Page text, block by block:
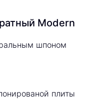
Modern
шпоном
плиты